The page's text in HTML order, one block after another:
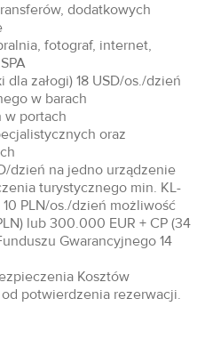
dodatkowych
fotograf, internet,
załogi) 18 USD/os./dzień
w barach
portach
oraz
dzień na jedno urządzenie
turystycznego min. KL-
PLN/os./dzień możliwość
lub 300.000 EUR + CP (34
Gwarancyjnego 14
Kosztów
potwierdzenia rezerwacji.